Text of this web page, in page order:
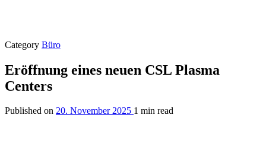
Category Büro
Eröffnung eines neuen CSL Plasma
Centers
Published on 20. November 2025 1 min read